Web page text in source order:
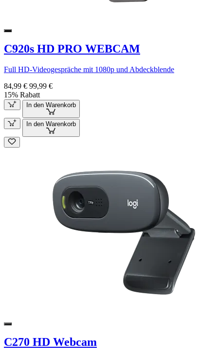
C920s HD PRO WEBCAM
Full HD-Videogespräche mit 1080p und Abdeckblende
84,99 € 99,99 €
15% Rabatt
In den Warenkorb
In den Warenkorb
C270 HD Webcam